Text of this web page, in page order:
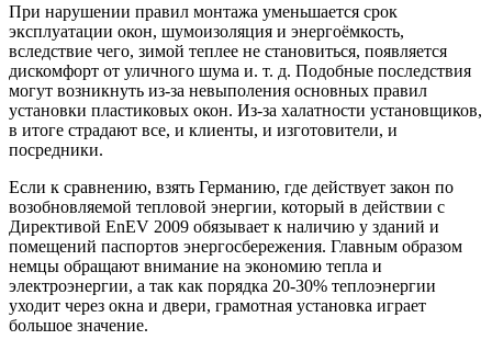
При нарушении правил монтажа уменьшается срок
эксплуатации окон, шумоизоляция и энергоёмкость,
вследствие чего, зимой теплее не становиться, появляется
дискомфорт от уличного шума и. т. д. Подобные последствия
могут возникнуть из-за невыполения основных правил
установки пластиковых окон. Из-за халатности установщиков,
в итоге страдают все, и клиенты, и изготовители, и
посредники.
Если к сравнению, взять Германию, где действует закон по
возобновляемой тепловой энергии, который в действии с
Директивой EnEV 2009 обязывает к наличию у зданий и
помещений паспортов энергосбережения. Главным образом
немцы обращают внимание на экономию тепла и
электроэнергии, а так как порядка 20-30% теплоэнергии
уходит через окна и двери, грамотная установка играет
большое значение.